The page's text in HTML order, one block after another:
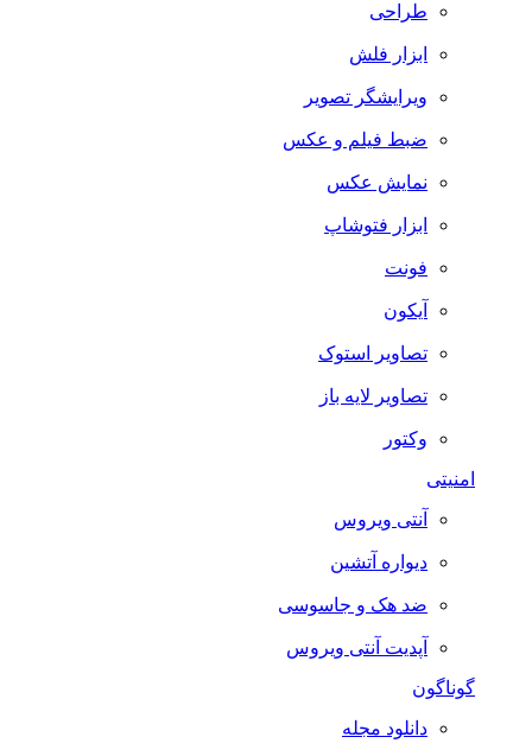
طراحی
ابزار فلش
ویرایشگر تصویر
ضبط فيلم و عكس
نمایش عکس
ابزار فتوشاپ
فونت
آیکون
تصاویر استوک
تصاویر لایه باز
وکتور
امنیتی
آنتی ویروس
دیواره آتشین
ضد هک و جاسوسی
آپدیت آنتی ویروس
گوناگون
دانلود مجله